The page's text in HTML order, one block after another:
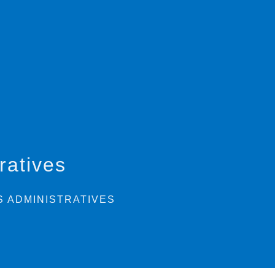
ADMINISTRATIVES